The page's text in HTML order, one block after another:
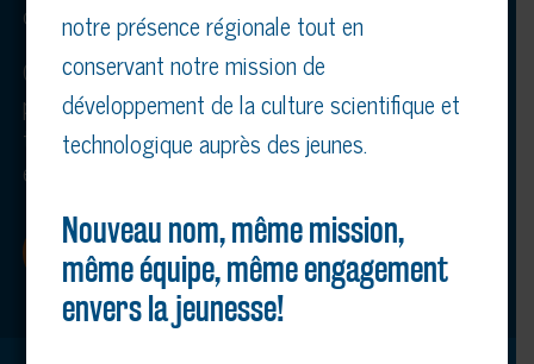
du Québec à Trois-Rivières.
Guidés par la curiosité et le plaisir d’apprendre, les
participants développent leur esprit scientifique
tout en s’amusant et en explorant le monde qui les
entoure.
En savoir plus
notre présence régionale tout en
conservant notre mission de
développement de la culture scientifique et
technologique auprès des jeunes.
Nouveau nom, même mission,
même équipe, même engagement
envers la jeunesse!